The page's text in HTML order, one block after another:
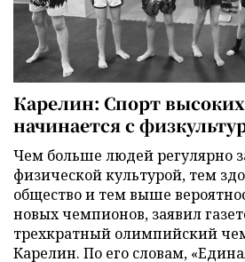
Карелин: Спорт
начинается с
Чем больше людей регулярно
физической культурой, тем
общество и тем выше
новых чемпионов, заявил
трехкратный олимпийский
Карелин. По его словам,